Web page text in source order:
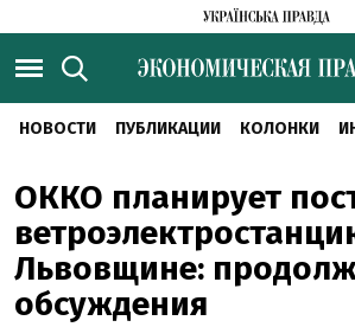
НОВОСТИ ПУБЛИКАЦИИ КОЛОНКИ
ОККО планирует
Львовщине:
обсуждения